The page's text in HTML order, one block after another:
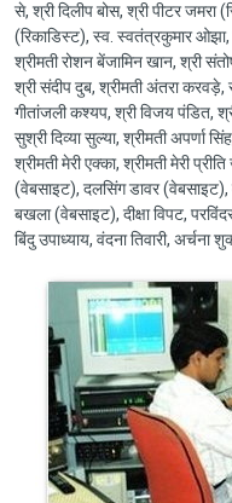
से, श्री दिलीप बोस, श्री पीटर
(रिकाडिस्ट), स्व. स्वतंत्रकुमार ओझा,
श्रीमती रोशन बेंजामिन खान, श्री
श्री संदीप दुब, श्रीमती अंतरा करवड़े,
गीतांजली कश्यप, श्री विजय पंडित,
सुश्री दिव्या सुल्या, श्रीमती अपर्णा
श्रीमती मेरी एक्का, श्रीमती मेरी
(वेबसाइट), दलसिंग डावर (वेबसाइट),
बखला (वेबसाइट), दीक्षा विपट,
बिंदु उपाध्याय, वंदना तिवारी, अर्चना